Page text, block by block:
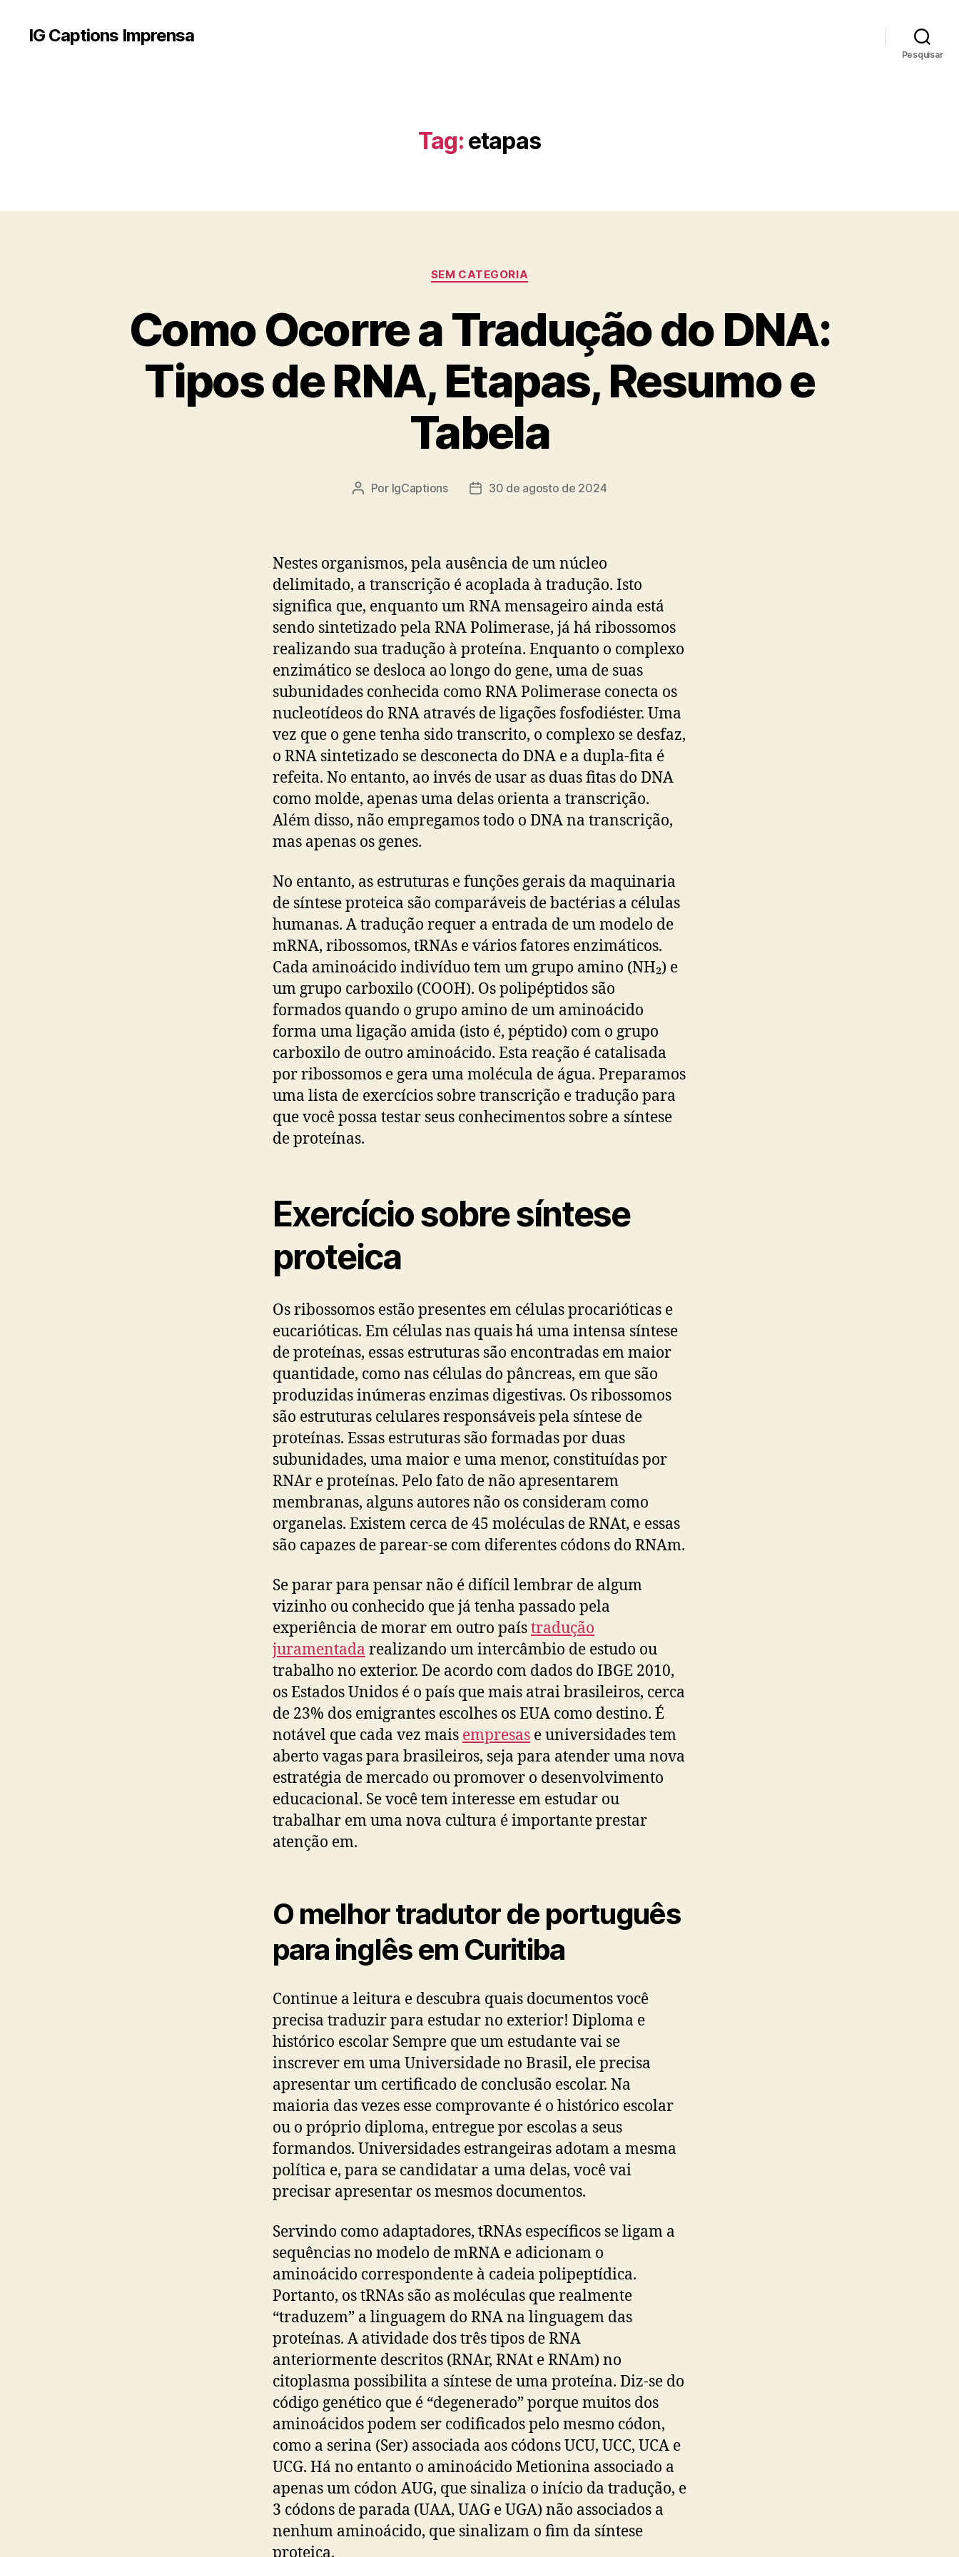
IG Captions Imprensa
Pesquisar
Tag: etapas
Categorias
SEM CATEGORIA
Como Ocorre a Tradução do DNA:
Tipos de RNA, Etapas, Resumo e
Tabela
Autor
Por IgCaptions
Data30 de agosto de 2024
Nestes organismos, pela ausência de um núcleo
delimitado, a transcrição é acoplada à tradução. Isto
significa que, enquanto um RNA mensageiro ainda está
sendo sintetizado pela RNA Polimerase, já há ribossomos
realizando sua tradução à proteína. Enquanto o complexo
enzimático se desloca ao longo do gene, uma de suas
subunidades conhecida como RNA Polimerase conecta os
nucleotídeos do RNA através de ligações fosfodiéster. Uma
vez que o gene tenha sido transcrito, o complexo se desfaz,
o RNA sintetizado se desconecta do DNA e a dupla-fita é
refeita. No entanto, ao invés de usar as duas fitas do DNA
como molde, apenas uma delas orienta a transcrição.
Além disso, não empregamos todo o DNA na transcrição,
mas apenas os genes.
No entanto, as estruturas e funções gerais da maquinaria
de síntese proteica são comparáveis ​​de bactérias a células
humanas. A tradução requer a entrada de um modelo de
mRNA, ribossomos, tRNAs e vários fatores enzimáticos.
Cada aminoácido indivíduo tem um grupo amino (NH₂) e
um grupo carboxilo (COOH). Os polipéptidos são
formados quando o grupo amino de um aminoácido
forma uma ligação amida (isto é, péptido) com o grupo
carboxilo de outro aminoácido. Esta reação é catalisada
por ribossomos e gera uma molécula de água. Preparamos
uma lista de exercícios sobre transcrição e tradução para
que você possa testar seus conhecimentos sobre a síntese
de proteínas.
Exercício sobre síntese
proteica
Os ribossomos estão presentes em células procarióticas e
eucarióticas. Em células nas quais há uma intensa síntese
de proteínas, essas estruturas são encontradas em maior
quantidade, como nas células do pâncreas, em que são
produzidas inúmeras enzimas digestivas. Os ribossomos
são estruturas celulares responsáveis pela síntese de
proteínas. Essas estruturas são formadas por duas
subunidades, uma maior e uma menor, constituídas por
RNAr e proteínas. Pelo fato de não apresentarem
membranas, alguns autores não os consideram como
organelas. Existem cerca de 45 moléculas de RNAt, e essas
são capazes de parear-se com diferentes códons do RNAm.
Se parar para pensar não é difícil lembrar de algum
vizinho ou conhecido que já tenha passado pela
experiência de morar em outro paístradução
juramentada realizando um intercâmbio de estudo ou
trabalho no exterior. De acordo com dados do IBGE 2010,
os Estados Unidos é o país que mais atrai brasileiros, cerca
de 23% dos emigrantes escolhes os EUA como destino. É
notável que cada vez mais empresas e universidades tem
aberto vagas para brasileiros, seja para atender uma nova
estratégia de mercado ou promover o desenvolvimento
educacional. Se você tem interesse em estudar ou
trabalhar em uma nova cultura é importante prestar
atenção em.
O melhor tradutor de português
para inglês em Curitiba
Continue a leitura e descubra quais documentos você
precisa traduzir para estudar no exterior! Diploma e
histórico escolar Sempre que um estudante vai se
inscrever em uma Universidade no Brasil, ele precisa
apresentar um certificado de conclusão escolar. Na
maioria das vezes esse comprovante é o histórico escolar
ou o próprio diploma, entregue por escolas a seus
formandos. Universidades estrangeiras adotam a mesma
política e, para se candidatar a uma delas, você vai
precisar apresentar os mesmos documentos.
Servindo como adaptadores, tRNAs específicos se ligam a
sequências no modelo de mRNA e adicionam o
aminoácido correspondente à cadeia polipeptídica.
Portanto, os tRNAs são as moléculas que realmente
“traduzem” a linguagem do RNA na linguagem das
proteínas. A atividade dos três tipos de RNA
anteriormente descritos (RNAr, RNAt e RNAm) no
citoplasma possibilita a síntese de uma proteína. Diz-se do
código genético que é “degenerado” porque muitos dos
aminoácidos podem ser codificados pelo mesmo códon,
como a serina (Ser) associada aos códons UCU, UCC, UCA e
UCG. Há no entanto o aminoácido Metionina associado a
apenas um códon AUG, que sinaliza o início da tradução, e
3 códons de parada (UAA, UAG e UGA) não associados a
nenhum aminoácido, que sinalizam o fim da síntese